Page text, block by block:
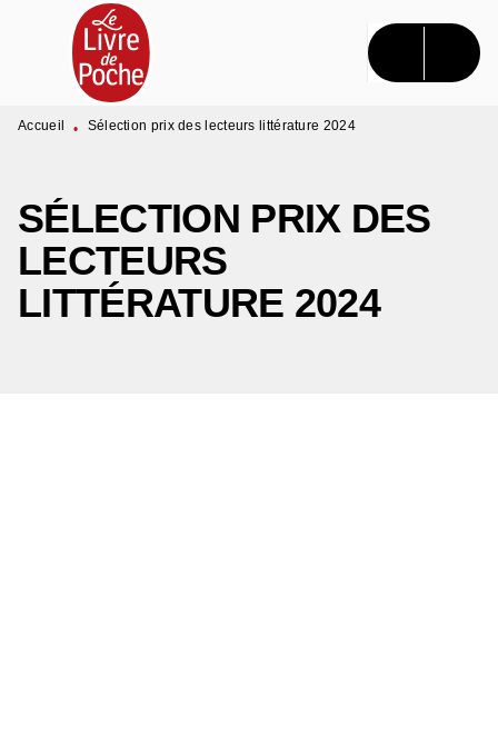
MENU RECHERCHE CONTENU
PIED DE PAGE
Accueil • Sélection prix des lecteurs littérature 2024
SÉLECTION PRIX DES
LECTEURS
LITTÉRATURE 2024